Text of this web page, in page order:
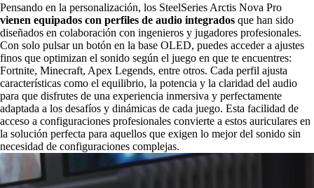
Pensando en la personalización, los SteelSeries Arctis Nova Pro
vienen equipados con perfiles de audio integrados que han sido
diseñados en colaboración con ingenieros y jugadores profesionales.
Con solo pulsar un botón en la base OLED, puedes acceder a ajustes
finos que optimizan el sonido según el juego en que te encuentres:
Fortnite, Minecraft, Apex Legends, entre otros. Cada perfil ajusta
características como el equilibrio, la potencia y la claridad del audio
para que disfrutes de una experiencia inmersiva y perfectamente
adaptada a los desafíos y dinámicas de cada juego. Esta facilidad de
acceso a configuraciones profesionales convierte a estos auriculares en
la solución perfecta para aquellos que exigen lo mejor del sonido sin
necesidad de configuraciones complejas.